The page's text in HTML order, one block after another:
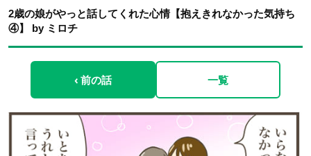
2歳の娘がやっと話してくれた心情【抱えきれなかった気持ち
④】 by ミロチ
‹ 前の話 一覧